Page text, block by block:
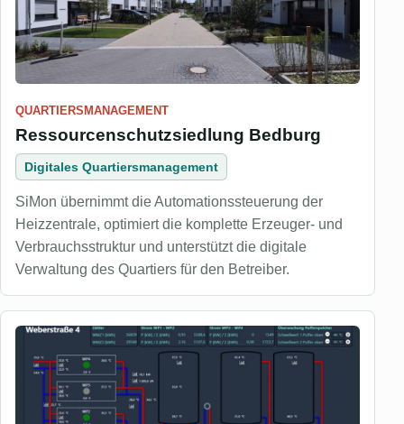
QUARTIERSMANAGEMENT
Ressourcenschutzsiedlung Bedburg
Digitales Quartiersmanagement
SiMon übernimmt die Automationssteuerung der
Heizzentrale, optimiert die komplette Erzeuger- und
Verbrauchsstruktur und unterstützt die digitale
Verwaltung des Quartiers für den Betreiber.